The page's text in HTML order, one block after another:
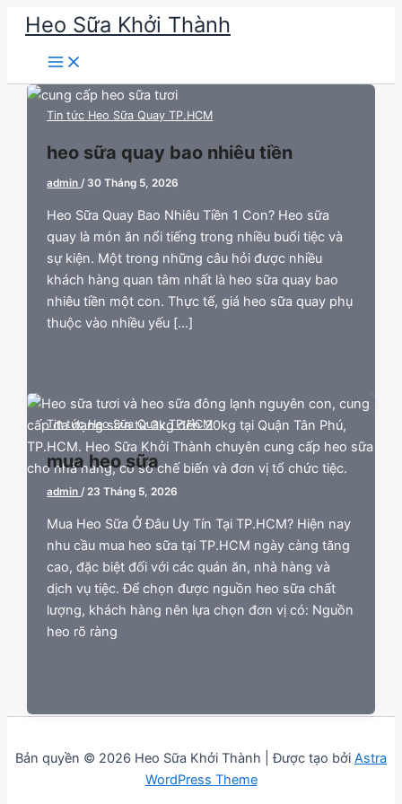
Nhảy
dung
Heo Sữa Khởi Thành
Tin tức Heo Sữa Quay TP.HCM
heo sữa quay bao nhiêu tiền
admin/ 30 Tháng 5, 2026
Heo Sữa Quay Bao Nhiêu Tiền 1 Con? Heo sữa
quay là món ăn nổi tiếng trong nhiều buổi tiệc và
sự kiện. Một trong những câu hỏi được nhiều
khách hàng quan tâm nhất là heo sữa quay bao
nhiêu tiền một con. Thực tế, giá heo sữa quay phụ
thuộc vào nhiều yếu […]
Tin tức Heo Sữa Quay TP.HCM
mua heo sữa
admin/23 Tháng 5, 2026
Mua Heo Sữa Ở Đâu Uy Tín Tại TP.HCM? Hiện nay
nhu cầu mua heo sữa tại TP.HCM ngày càng tăng
cao, đặc biệt đối với các quán ăn, nhà hàng và
dịch vụ tiệc. Để chọn được nguồn heo sữa chất
lượng, khách hàng nên lựa chọn đơn vị có: Nguồn
heo rõ ràng
Bản quyền © 2026 Heo Sữa Khởi Thành | Được tạo bởi Astra
WordPress Theme